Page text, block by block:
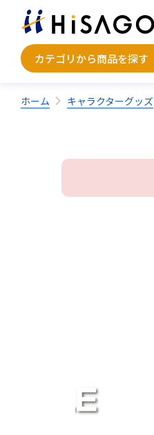
カテゴリから商品を探す
カテゴリから商品を探す
ホーム キャラクターグッズ